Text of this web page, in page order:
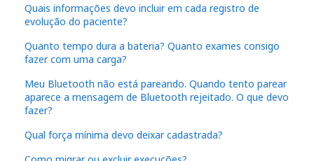
Quais informações devo incluir em cada registro de
evolução do paciente?
Quanto tempo dura a bateria? Quanto exames consigo
fazer com uma carga?
Meu Bluetooth não está pareando. Quando tento parear
aparece a mensagem de Bluetooth rejeitado. O que devo
fazer?
Qual força mínima devo deixar cadastrada?